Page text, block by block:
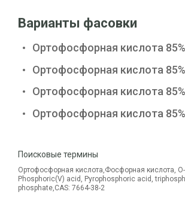
Варианты фасовки
Ортофосфорная кислота 85%
Ортофосфорная кислота 85%
Ортофосфорная кислота 85%
Ортофосфорная кислота 85%
Поисковые термины
Ортофосфорная кислота,Фосфорная кислота,
Phosphoric(V) acid, Pyrophosphoric acid,
phosphate,CAS: 7664-38-2